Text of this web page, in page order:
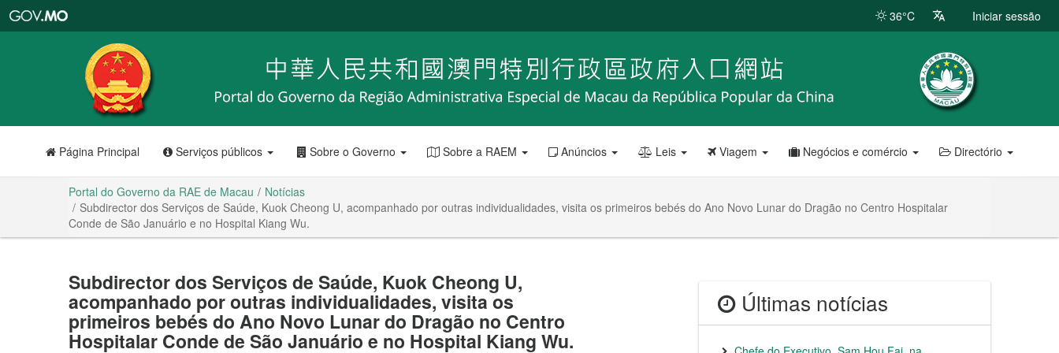
RAE
de
Macau
36°C Iniciar sessão
Página Principal Serviços públicos Sobre o Governo Sobre a RAEM Anúncios Leis Viagem Negócios e comércio Directório
Portal do Governo da RAE de Macau
Notícias
Subdirector dos Serviços de Saúde, Kuok Cheong U, acompanhado por outras individualidades, visita os primeiros bebés do Ano Novo Lunar do Dragão no Centro Hospitalar
Conde de São Januário e no Hospital Kiang Wu.
Subdirector dos Serviços de Saúde, Kuok Cheong U,
acompanhado por outras individualidades, visita os
primeiros bebés do Ano Novo Lunar do Dragão no Centro
Hospitalar Conde de São Januário e no Hospital Kiang Wu.
Últimas notícias